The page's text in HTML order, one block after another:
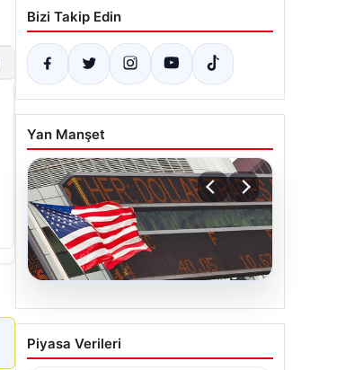
Bizi Takip Edin
Yan Manşet
04.08.2026
FED faiz kararı ne zaman
açıklanacak? Nisan ayı
Piyasa Verileri